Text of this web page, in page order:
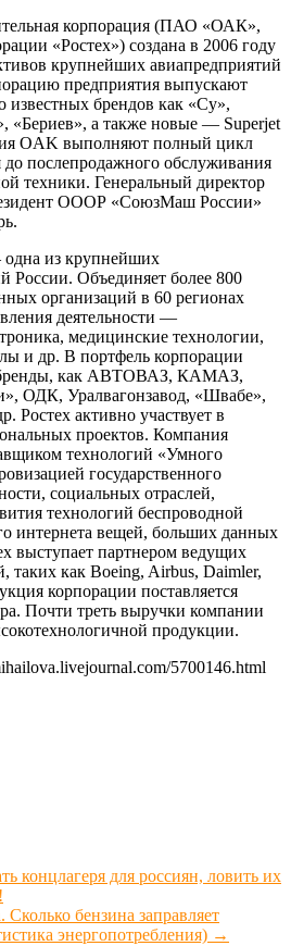
корпорация (ПАО «ОАК»,
«Ростех») создана в 2006 году
крупнейших авиапредприятий
предприятия выпускают
известных брендов как «Су»,
а также новые — Superjet
OAK выполняют полный цикл
до послепродажного обслуживания
техники. Генеральный директор
ОООР «СоюзМаш России»
одна из крупнейших
Объединяет более 800
организаций в 60 регионах
деятельности —
медицинские технологии,
и др. В портфель корпорации
бренды, как АВТОВАЗ, КАМАЗ,
ОДК, Уралвагонзавод, «Швабе»,
Ростех активно участвует в
проектов. Компания
технологий «Умного
государственного
социальных отраслей,
технологий беспроводной
интернета вещей, больших данных
выступает партнером ведущих
таких как Boeing, Airbus, Daimler,
корпорации поставляется
Почти треть выручки компании
продукции.
5700146.html
концлагеря для россиян, ловить их
бензина заправляет
энергопотребления) →